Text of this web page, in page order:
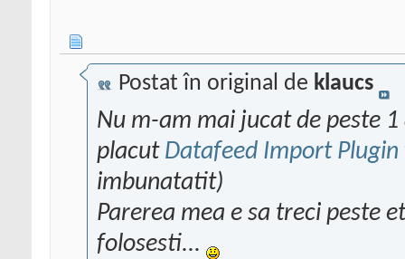
Postat în original de klaucs
Nu m-am mai jucat de peste
placut Datafeed Import
imbunatatit)
Parerea mea e sa treci peste
folosesti...